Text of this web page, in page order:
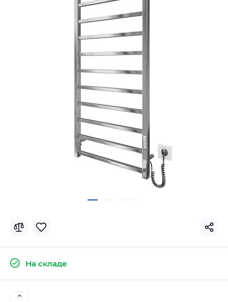
На складе